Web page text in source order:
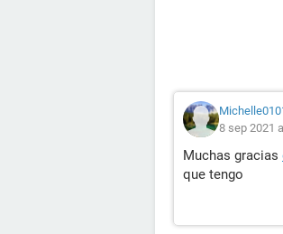
8 sep 2021
Muchas gracias
que tengo